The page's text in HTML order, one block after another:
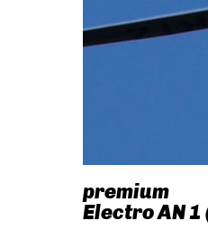
premium
Electro AN